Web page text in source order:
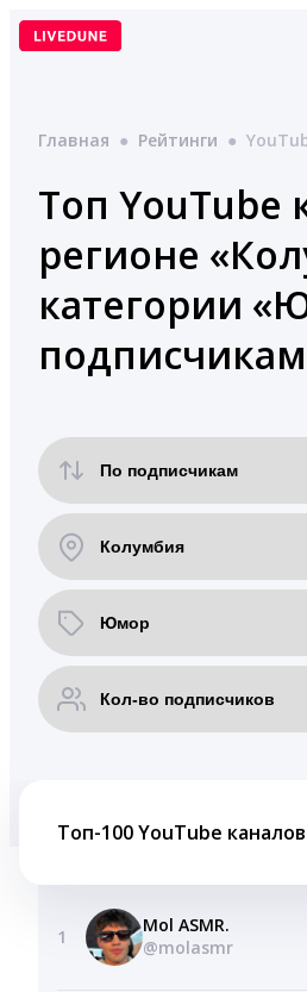
Перейти
Главная ● Рейтинги ●
Топ YouTube
регионе
категории
Топ-100 YouTube каналов
1
Mol ASMR.
@molasmr